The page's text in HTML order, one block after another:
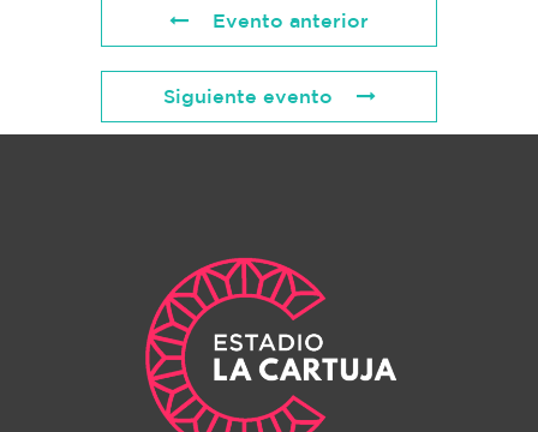
Evento anterior
Siguiente evento